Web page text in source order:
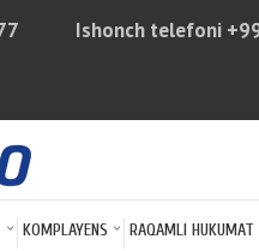
Ishonch telefoni
KOMPLAYENS RAQAMLI HUKUMAT